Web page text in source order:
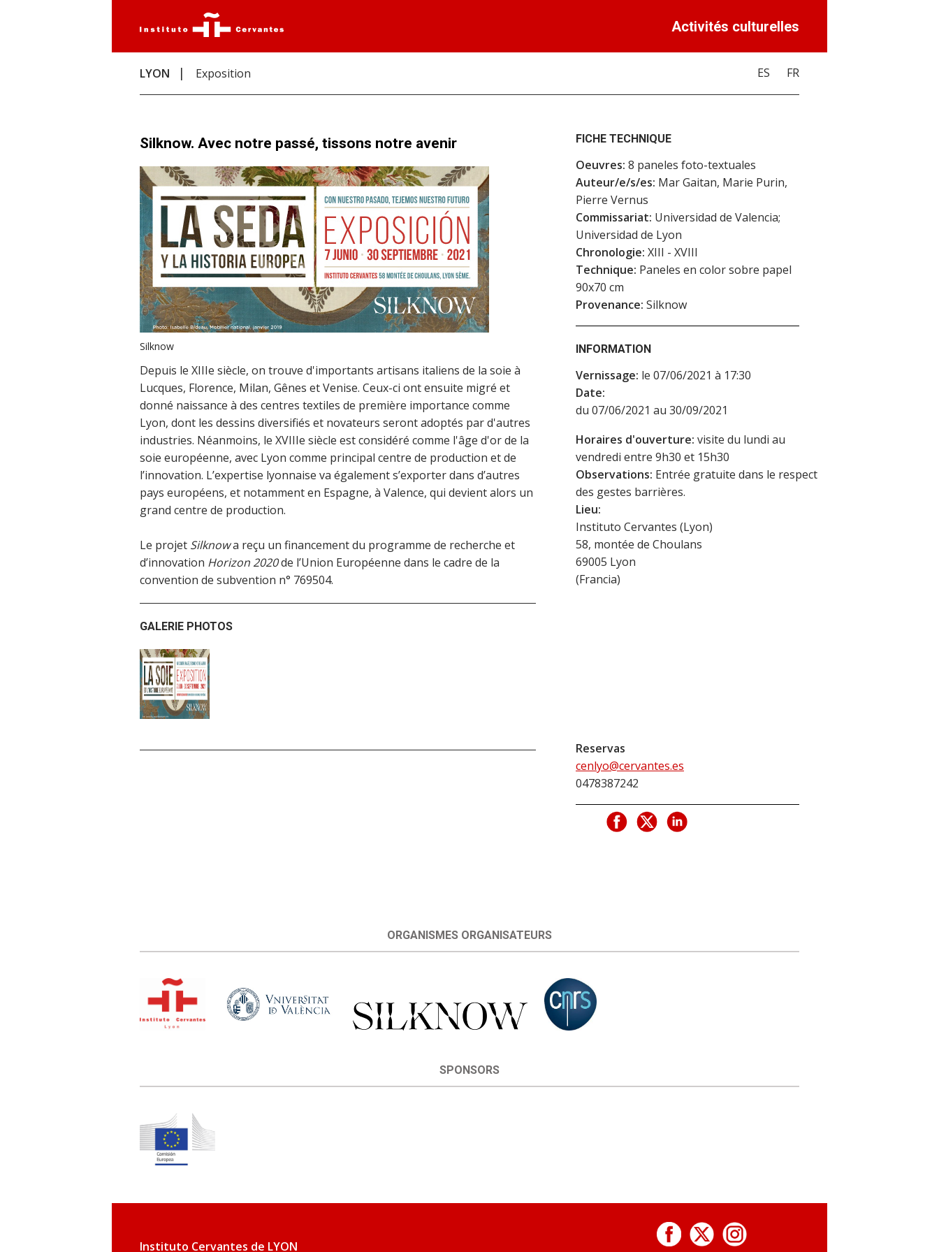
Activités culturelles
LYON Exposition ES FR
Silknow. Avec notre passé, tissons notre avenir
Silknow
Depuis le XIIIe siècle, on trouve d'importants artisans italiens de la soie à
Lucques, Florence, Milan, Gênes et Venise. Ceux-ci ont ensuite migré et
donné naissance à des centres textiles de première importance comme
Lyon, dont les dessins diversifiés et novateurs seront adoptés par d'autres
industries. Néanmoins, le XVIIIe siècle est considéré comme l'âge d'or de la
soie européenne, avec Lyon comme principal centre de production et de
l’innovation. L’expertise lyonnaise va également s’exporter dans d’autres
pays européens, et notamment en Espagne, à Valence, qui devient alors un
grand centre de production.
Le projet Silknowa reçu un financement du programme de recherche et
d’innovation Horizon 2020de l’Union Européenne dans le cadre de la
convention de subvention n° 769504.
GALERIE PHOTOS
FICHE TECHNIQUE
Oeuvres: 8 paneles foto-textuales
Auteur/e/s/es: Mar Gaitan, Marie Purin,
Pierre Vernus
Commissariat: Universidad de Valencia;
Universidad de Lyon
Chronologie: XIII - XVIII
Technique: Paneles en color sobre papel
90x70 cm
Provenance: Silknow
INFORMATION
Vernissage: le 07/06/2021 à 17:30
Date:
du 07/06/2021 au 30/09/2021
Horaires d'ouverture: visite du lundi au
vendredi entre 9h30 et 15h30
Observations: Entrée gratuite dans le respect
des gestes barrières.
Lieu:
Instituto Cervantes (Lyon)
58, montée de Choulans
69005 Lyon
(Francia)
Reservas
cenlyo@cervantes.es
0478387242
ORGANISMES ORGANISATEURS
SPONSORS
Instituto Cervantes de LYON